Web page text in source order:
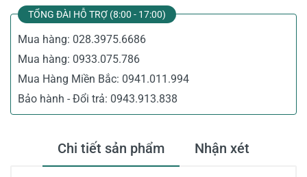
TỔNG ĐÀI HỖ TRỢ (8:00 - 17:00)
Mua hàng: 028.3975.6686
Mua hàng: 0933.075.786
Mua Hàng Miền Bắc: 0941.011.994
Bảo hành - Đổi trả: 0943.913.838
Chi tiết sản phẩm Nhận xét